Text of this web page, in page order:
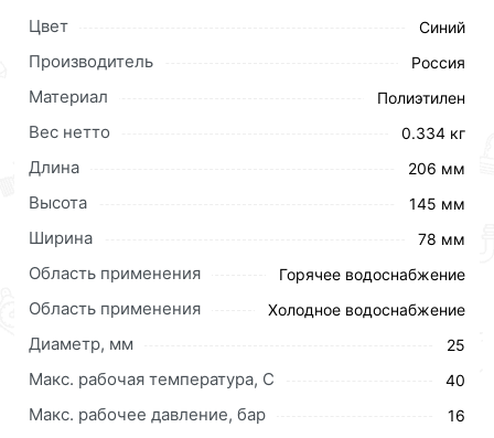
Тройник — удобный и надежный способ соединения
Цвет Синий
Производитель Россия
Материал Полиэтилен
Вес нетто 0.334 кг
Длина 206 мм
Высота 145 мм
Ширина 78 мм
Область применения Горячее водоснабжение
Область применения Холодное водоснабжение
Диаметр, мм 25
Макс. рабочая температура, C 40
Макс. рабочее давление, бар 16